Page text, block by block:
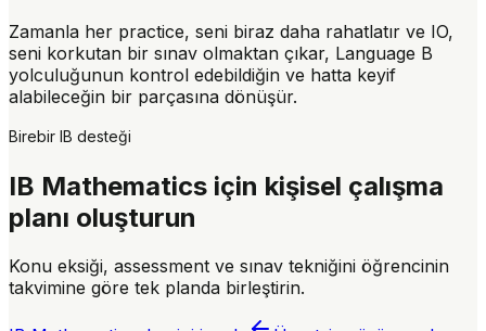
Zamanla her practice, seni biraz daha rahatlatır ve IO,
seni korkutan bir sınav olmaktan çıkar, Language B
yolculuğunun kontrol edebildiğin ve hatta keyif
alabileceğin bir parçasına dönüşür.
Birebir IB desteği
IB Mathematics için kişisel çalışma
planı oluşturun
Konu eksiği, assessment ve sınav tekniğini öğrencinin
takvimine göre tek planda birleştirin.